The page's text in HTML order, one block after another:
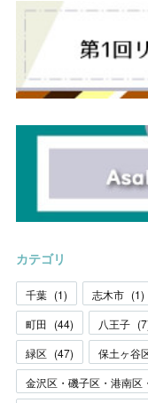
カテゴリ
千葉 (1) 志木市 (1)
町田 (44) 八王子 (7
緑区 (47) 保土ヶ谷
金沢区・磯子区・港南区